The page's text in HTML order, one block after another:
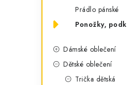
Prádlo pánské
Ponožky,
Dámské oblečení
Dětské oblečení
Trička dětská